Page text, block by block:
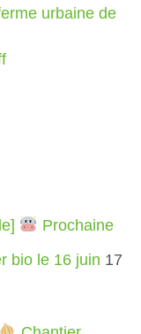
urbaine de
Prochaine
bio le 16 juin 17